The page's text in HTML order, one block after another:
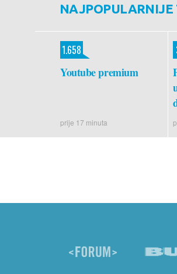
NAJPOPULARNIJE
Youtube premium
prije 17 minuta
1.658